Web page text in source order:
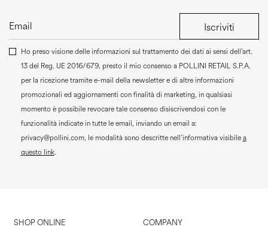
Iscriviti
Ho preso visione delle informazioni sul trattamento dei dati ai sensi dell’art.
13 del Reg. UE 2016/679, presto il mio consenso a POLLINI RETAIL S.P.A.
per la ricezione tramite e-mail della newsletter e di altre informazioni
promozionali ed aggiornamenti con finalità di marketing, in qualsiasi
momento è possibile revocare tale consenso disiscrivendosi con le
funzionalità indicate in tutte le email, inviando un email a:
privacy@pollini.com, le modalità sono descritte nell’informativa visibilea
questo link.
SHOP ONLINE COMPANY